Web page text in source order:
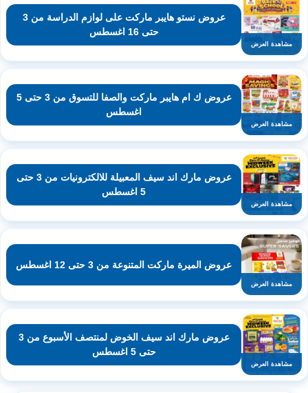
مشاهدة العرض
عروض نستو هايبر ماركت على لوازم الدراسة من 3
حتى 16 اغسطس
مشاهدة العرض
عروض ك ام هايبر ماركت والصفا للتسوق من 3 حتى 5
اغسطس
مشاهدة العرض
عروض مارك اند سيف المعبيلة للالكترونيات من 3 حتى
5 اغسطس
مشاهدة العرض
عروض الميرة ماركت المتنوعة من 3 حتى 12 اغسطس
مشاهدة العرض
عروض مارك اند سيف الخوض لمنتصف الأسبوع من 3
حتى 5 اغسطس